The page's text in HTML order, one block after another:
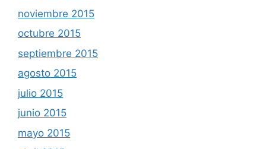
noviembre 2015
octubre 2015
septiembre 2015
agosto 2015
julio 2015
junio 2015
mayo 2015